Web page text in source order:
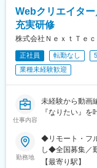
Webクリエイタ
充実研修
株式会社ＮｅｘｔＴｅｃ
正社員 転勤なし
業種未経験歓迎
仕事内容
未経験から動画
『なりたい』を
勤務地
◆リモート・フ
し◆全国募集／
北、関東、北
【最寄り駅】